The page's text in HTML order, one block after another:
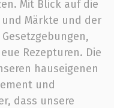
Mit Blick auf die
Märkte und der
Rezepturen. Die
hauseigenen
und
dass unsere